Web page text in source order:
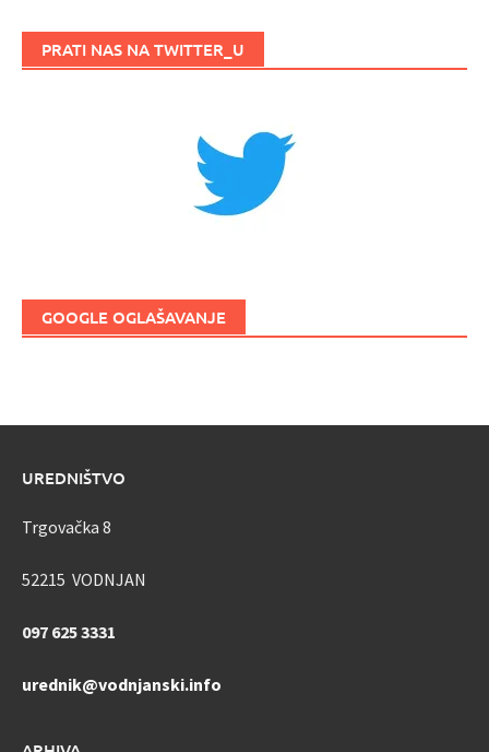
PRATI NAS NA TWITTER_U
GOOGLE OGLAŠAVANJE
UREDNIŠTVO
Trgovačka 8
52215 VODNJAN
097 625 3331
urednik@vodnjanski.info